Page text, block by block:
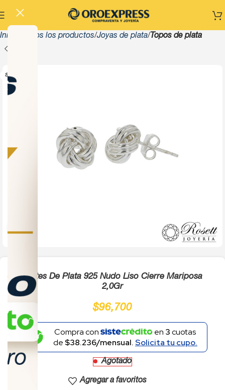
Inicio Todos los productos Joyas de plata Topos de plata
SOLD OUT
Aretes De Plata 925 Nudo Liso Cierre Mariposa
2,0Gr
$96,700
Compra con en 3cuotas
de $38.236/mensual.Solicita tu cupo.
Agotado
Agregar a favoritos